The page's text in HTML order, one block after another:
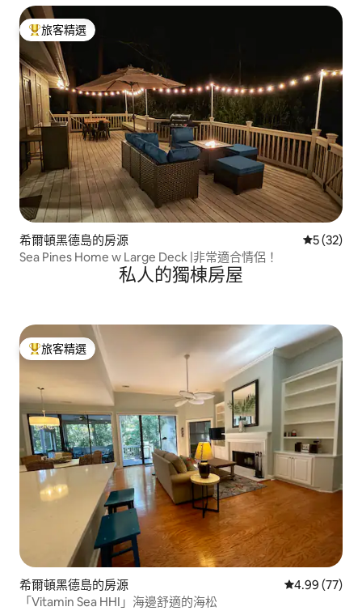
旅客精選榜首
旅客精選
希爾頓黑德島的房源 從 32 則評
5 (32)
Sea Pines Home w Large Deck |非常適合情侶！
私人的獨棟房屋
旅客精選榜首
旅客精選
希爾頓黑德島的房源 從 77 則評價
4.99 (77)
「Vitamin Sea HHI」海邊舒適的海松